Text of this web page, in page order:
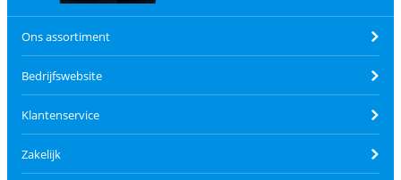
Ons assortiment
Bedrijfswebsite
Klantenservice
Zakelijk